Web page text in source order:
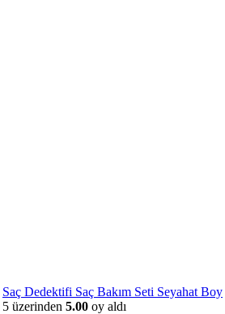
Saç Dedektifi Saç Bakım Seti Seyahat Boy
5 üzerinden 5.00 oy aldı